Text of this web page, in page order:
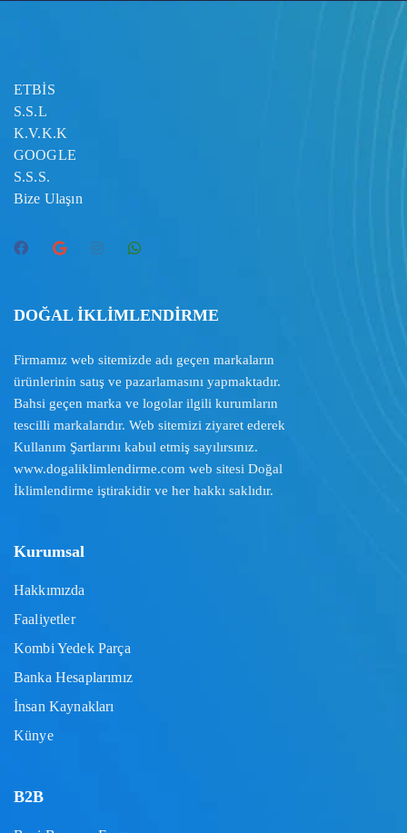
ETBİS
S.S.L
K.V.K.K
GOOGLE
S.S.S.
Bize Ulaşın
DOĞAL İKLİMLENDİRME
Firmamız web sitemizde adı geçen markaların
ürünlerinin satış ve pazarlamasını yapmaktadır.
Bahsi geçen marka ve logolar ilgili kurumların
tescilli markalarıdır. Web sitemizi ziyaret ederek
Kullanım Şartlarını kabul etmiş sayılırsınız.
www.dogaliklimlendirme.com web sitesi Doğal
İklimlendirme iştirakidir ve her hakkı saklıdır.
Kurumsal
Hakkımızda
Faaliyetler
Kombi Yedek Parça
Banka Hesaplarımız
İnsan Kaynakları
Künye
B2B